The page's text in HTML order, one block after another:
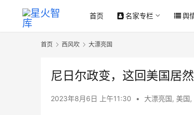
首页 名家专栏 舆
首页 西风吹 大漂亮国
尼日尔政变，这回美国居
2023年8月6日 上午11:30 • 大漂亮国, 美国,